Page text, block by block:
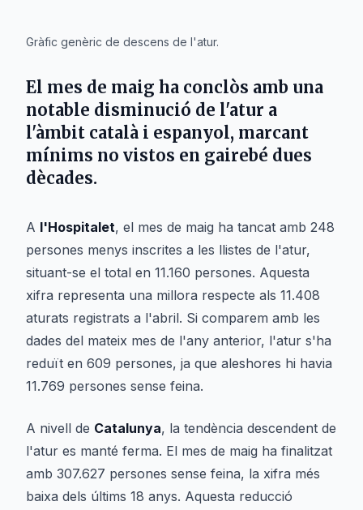
Gràfic genèric de descens de l'atur.
El mes de maig ha conclòs amb una
notable disminució de l'atur a
l'àmbit català i espanyol, marcant
mínims no vistos en gairebé dues
dècades.
A l'Hospitalet, el mes de maig ha tancat amb 248
persones menys inscrites a les llistes de l'atur,
situant-se el total en 11.160 persones. Aquesta
xifra representa una millora respecte als 11.408
aturats registrats a l'abril. Si comparem amb les
dades del mateix mes de l'any anterior, l'atur s'ha
reduït en 609 persones, ja que aleshores hi havia
11.769 persones sense feina.
A nivell de Catalunya, la tendència descendent de
l'atur es manté ferma. El mes de maig ha finalitzat
amb 307.627 persones sense feina, la xifra més
baixa dels últims 18 anys. Aquesta reducció